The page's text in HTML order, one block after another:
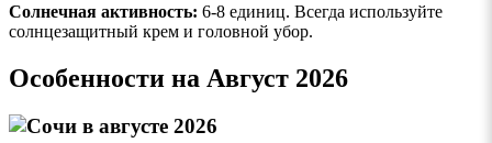
Солнечная активность: 6-8 единиц. Всегда используйте
солнцезащитный крем и головной убор.
Особенности на Август 2026